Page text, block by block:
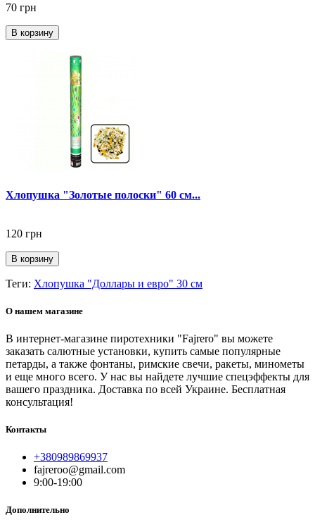
70 грн
В корзину
Хлопушка "Золотые полоски" 60 см...
120 грн
В корзину
Теги: Хлопушка "Доллары и евро" 30 см
О нашем магазине
В интернет-магазине пиротехники "Fajrero" вы можете
заказать салютные установки, купить самые популярные
петарды, а также фонтаны, римские свечи, ракеты, минометы
и еще много всего. У нас вы найдете лучшие спецэффекты для
вашего праздника. Доставка по всей Украине. Бесплатная
консультация!
Контакты
+380989869937
fajreroo@gmail.com
9:00-19:00
Дополнительно